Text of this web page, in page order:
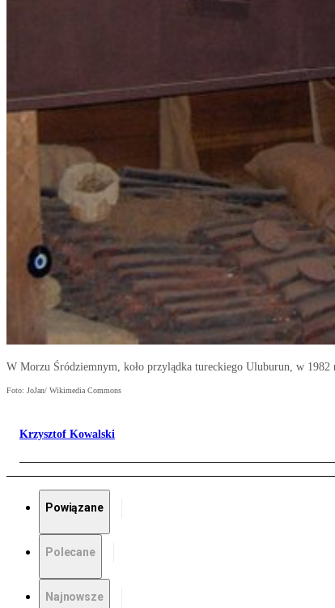
W Morzu Śródziemnym, koło przylądka tureckiego Uluburun, w
Foto: JoJan/ Wikimedia Commons
Krzysztof Kowalski
Powiązane
Polecane
Najnowsze